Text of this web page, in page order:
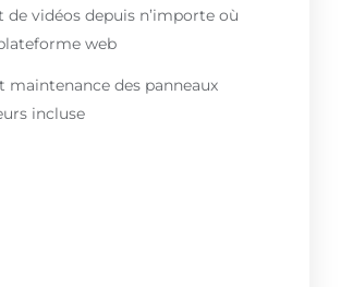
de vidéos depuis n’importe où
web
maintenance des panneaux
incluse